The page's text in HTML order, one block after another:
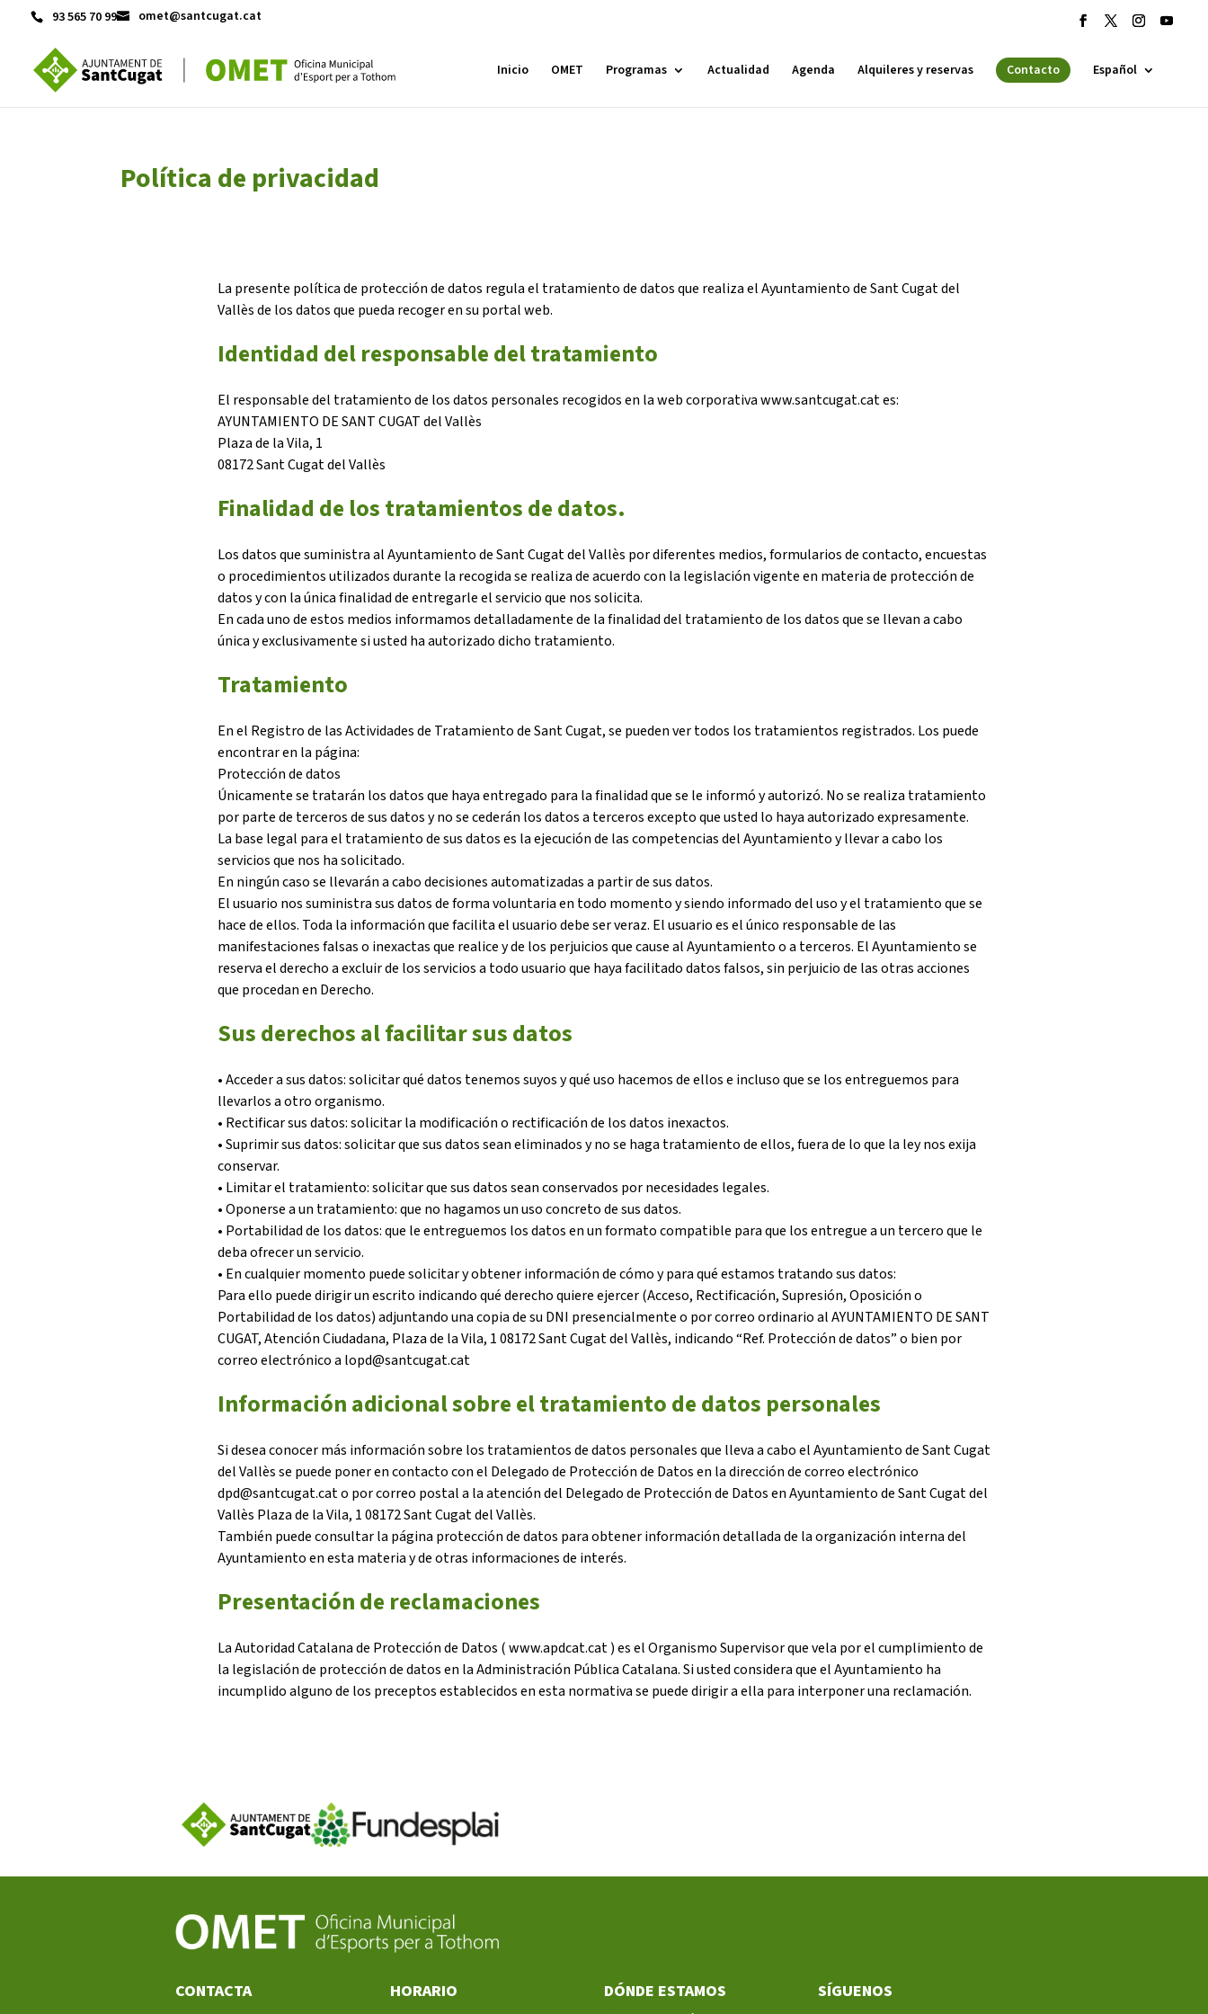
93 565 70 99 omet@santcugat.cat
Inicio OMET Programas Actualidad Agenda Alquileres y reservas Contacto Español
Política de privacidad
La presente política de protección de datos regula el tratamiento de datos que realiza el Ayuntamiento de Sant Cugat del
Vallès de los datos que pueda recoger en su portal web.
Identidad del responsable del tratamiento
El responsable del tratamiento de los datos personales recogidos en la web corporativa www.santcugat.cat es:
AYUNTAMIENTO DE SANT CUGAT del Vallès
Plaza de la Vila, 1
08172 Sant Cugat del Vallès
Finalidad de los tratamientos de datos.
Los datos que suministra al Ayuntamiento de Sant Cugat del Vallès por diferentes medios, formularios de contacto, encuestas
o procedimientos utilizados durante la recogida se realiza de acuerdo con la legislación vigente en materia de protección de
datos y con la única finalidad de entregarle el servicio que nos solicita.
En cada uno de estos medios informamos detalladamente de la finalidad del tratamiento de los datos que se llevan a cabo
única y exclusivamente si usted ha autorizado dicho tratamiento.
Tratamiento
En el Registro de las Actividades de Tratamiento de Sant Cugat, se pueden ver todos los tratamientos registrados. Los puede
encontrar en la página:
Protección de datos
Únicamente se tratarán los datos que haya entregado para la finalidad que se le informó y autorizó. No se realiza tratamiento
por parte de terceros de sus datos y no se cederán los datos a terceros excepto que usted lo haya autorizado expresamente.
La base legal para el tratamiento de sus datos es la ejecución de las competencias del Ayuntamiento y llevar a cabo los
servicios que nos ha solicitado.
En ningún caso se llevarán a cabo decisiones automatizadas a partir de sus datos.
El usuario nos suministra sus datos de forma voluntaria en todo momento y siendo informado del uso y el tratamiento que se
hace de ellos. Toda la información que facilita el usuario debe ser veraz. El usuario es el único responsable de las
manifestaciones falsas o inexactas que realice y de los perjuicios que cause al Ayuntamiento o a terceros. El Ayuntamiento se
reserva el derecho a excluir de los servicios a todo usuario que haya facilitado datos falsos, sin perjuicio de las otras acciones
que procedan en Derecho.
Sus derechos al facilitar sus datos
• Acceder a sus datos: solicitar qué datos tenemos suyos y qué uso hacemos de ellos e incluso que se los entreguemos para
llevarlos a otro organismo.
• Rectificar sus datos: solicitar la modificación o rectificación de los datos inexactos.
• Suprimir sus datos: solicitar que sus datos sean eliminados y no se haga tratamiento de ellos, fuera de lo que la ley nos exija
conservar.
• Limitar el tratamiento: solicitar que sus datos sean conservados por necesidades legales.
• Oponerse a un tratamiento: que no hagamos un uso concreto de sus datos.
• Portabilidad de los datos: que le entreguemos los datos en un formato compatible para que los entregue a un tercero que le
deba ofrecer un servicio.
• En cualquier momento puede solicitar y obtener información de cómo y para qué estamos tratando sus datos:
Para ello puede dirigir un escrito indicando qué derecho quiere ejercer (Acceso, Rectificación, Supresión, Oposición o
Portabilidad de los datos) adjuntando una copia de su DNI presencialmente o por correo ordinario al AYUNTAMIENTO DE SANT
CUGAT, Atención Ciudadana, Plaza de la Vila, 1 08172 Sant Cugat del Vallès, indicando “Ref. Protección de datos” o bien por
correo electrónico a lopd@santcugat.cat
Información adicional sobre el tratamiento de datos personales
Si desea conocer más información sobre los tratamientos de datos personales que lleva a cabo el Ayuntamiento de Sant Cugat
del Vallès se puede poner en contacto con el Delegado de Protección de Datos en la dirección de correo electrónico
dpd@santcugat.cat o por correo postal a la atención del Delegado de Protección de Datos en Ayuntamiento de Sant Cugat del
Vallès Plaza de la Vila, 1 08172 Sant Cugat del Vallès.
También puede consultar la página protección de datos para obtener información detallada de la organización interna del
Ayuntamiento en esta materia y de otras informaciones de interés.
Presentación de reclamaciones
La Autoridad Catalana de Protección de Datos ( www.apdcat.cat ) es el Organismo Supervisor que vela por el cumplimiento de
la legislación de protección de datos en la Administración Pública Catalana. Si usted considera que el Ayuntamiento ha
incumplido alguno de los preceptos establecidos en esta normativa se puede dirigir a ella para interponer una reclamación.
CONTACTA HORARIO DÓNDE ESTAMOS SÍGUENOS
ACTIVITATS D'ESTIU MÓN ESCOLAR ALBERG CENTRE ESPLAI FORMACIÓ
CASES DE COLÒNIES
CONEIX FUNDESPLAI
La Fundació
L'equip
Els comptes clars
Proposta educativa
ACTUALITAT
Notícies
COL·LABORA
Fes voluntariat